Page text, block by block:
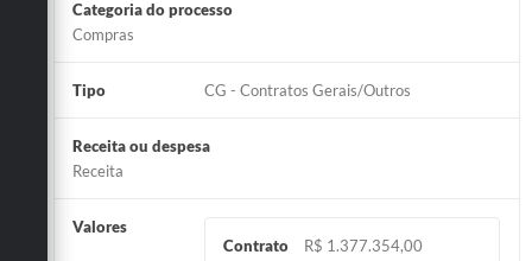
Categoria do processo
Compras
Tipo CG - Contratos Gerais/Outros
Receita ou despesa
Receita
Valores
Contrato
R$ 1.377.354,00